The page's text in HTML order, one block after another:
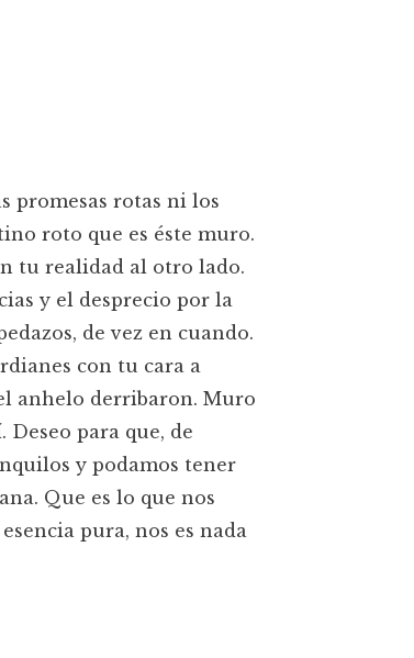
promesas rotas ni los
roto que es éste muro.
tu realidad al otro lado.
y el desprecio por la
de vez en cuando.
con tu cara a
anhelo derribaron. Muro
Deseo para que, de
y podamos tener
Que es lo que nos
pura, nos es nada